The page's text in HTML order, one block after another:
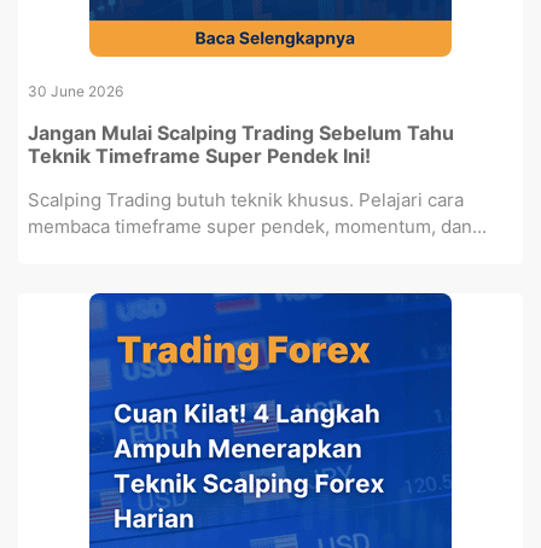
30 June 2026
Jangan Mulai Scalping Trading Sebelum Tahu
Teknik Timeframe Super Pendek Ini!
Scalping Trading butuh teknik khusus. Pelajari cara
membaca timeframe super pendek, momentum, dan...